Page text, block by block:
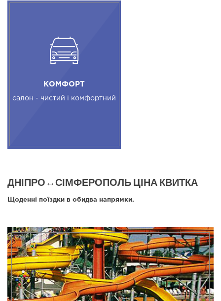
КОМФОРТ
салон - чистий і комфортний
ДНІПРО↔СІМФЕРОПОЛЬ ЦІНА КВИТКА
Щоденні поїздки в обидва напрямки.